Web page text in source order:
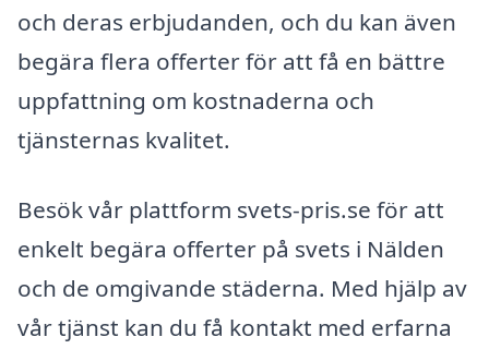
och deras erbjudanden, och du kan även
begära flera offerter för att få en bättre
uppfattning om kostnaderna och
tjänsternas kvalitet.
Besök vår plattform svets-pris.se för att
enkelt begära offerter på svets i Nälden
och de omgivande städerna. Med hjälp av
vår tjänst kan du få kontakt med erfarna